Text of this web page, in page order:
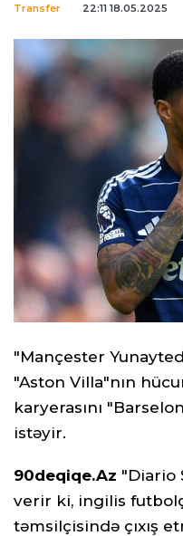
Transfer 22:11 18.05.2025
"Mançester
"Aston Villa"nın
karyerasını
istəyir.
90deqiqe.Az "Diario
verir ki, ingilis
təmsilçisində çıxış